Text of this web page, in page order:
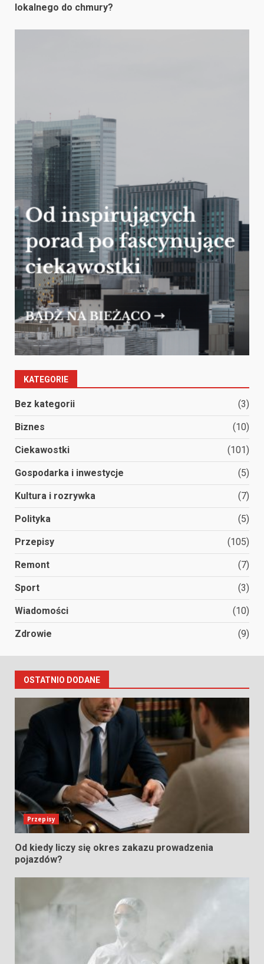
lokalnego do chmury?
KATEGORIE
Bez kategorii (3)
Biznes (10)
Ciekawostki (101)
Gospodarka i inwestycje (5)
Kultura i rozrywka (7)
Polityka (5)
Przepisy (105)
Remont (7)
Sport (3)
Wiadomości (10)
Zdrowie (9)
OSTATNIO DODANE
Przepisy
Od kiedy liczy się okres zakazu prowadzenia
pojazdów?